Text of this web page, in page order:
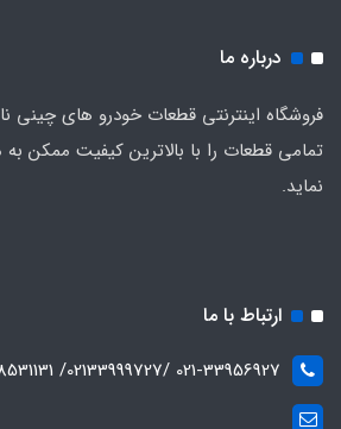
درباره ما
فروشگاه اینترنتی قطعات خودرو های چینی
تمامی قطعات را با بالاترین کیفیت ممکن
نماید.
ارتباط با ما
021-33956927 /02133999727/ 0912-8531131